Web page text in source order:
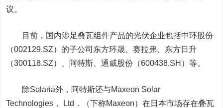
议。
目前，国内涉足叠瓦组件产品的光伏企业包括中环股份
（002129.SZ） 的子公司东方环晟、赛拉弗、 东方日升
（300118.SZ）、阿特斯、通威股份 （600438.SH）等。
除Solaria外，阿特斯还与Maxeon Solar
Technologies， Ltd．（下称Maxeon）在日本市场存在叠瓦